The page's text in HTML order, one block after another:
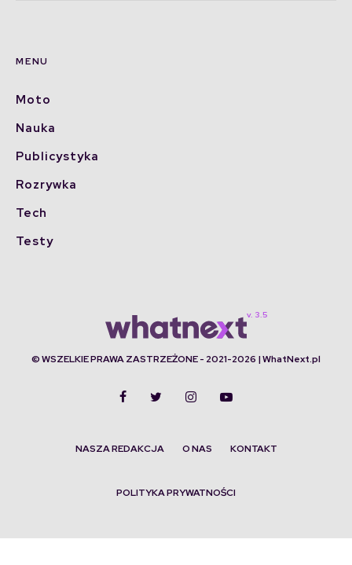
MENU
Moto
Nauka
Publicystyka
Rozrywka
Tech
Testy
© WSZELKIE PRAWA ZASTRZEŻONE - 2021-2026 | WhatNext.pl
NASZA REDAKCJA O NAS KONTAKT
POLITYKA PRYWATNOŚCI